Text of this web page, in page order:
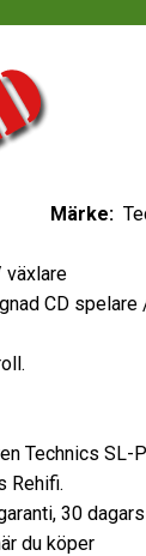
Märke:
växlare
CD spelare
Technics SL-
Rehifi.
30
du köper